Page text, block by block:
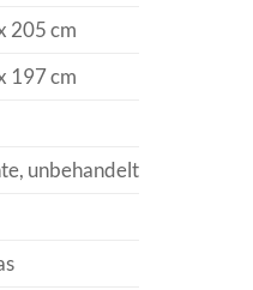
205 cm
197 cm
unbehandelt